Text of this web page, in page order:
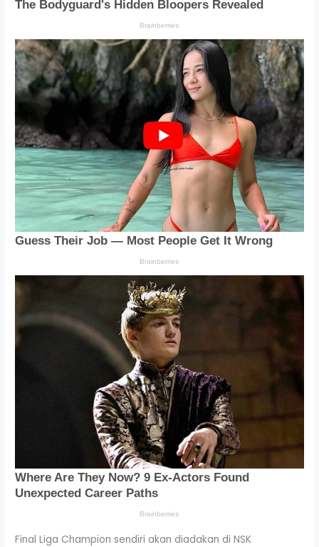
Final Liga Champion sendiri akan diadakan di NSK